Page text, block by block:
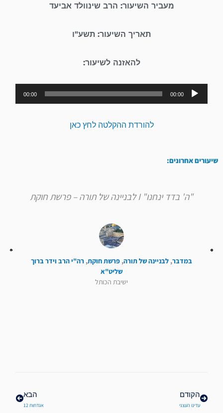
מעביר השיעור: הרב שינוולד אביעד
תאריך השיעור: תשע"ו
להאזנה לשיעור:
נגן
אודיו
00:00
00:00
להורדת ההקלטה לחץ כאן
שיעורים אחרונים:
"ה' בדד ינחנו" I לבניינה של תורה – פרשת חוקת
במדבר, לבניינה של תורה, פרשת חוקת, רה"י הרב וידר ברוך
שליט"א
ישיבת הכותל
הקודם
עדינו העצני
הבא
אגדתות 12